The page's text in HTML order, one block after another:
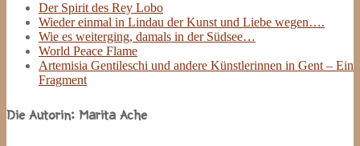
Der Spirit des Rey Lobo
Wieder einmal in Lindau der Kunst und Liebe wegen….
Wie es weiterging, damals in der Südsee…
World Peace Flame
Artemisia Gentileschi und andere Künstlerinnen in Gent – Ein
Fragment
Die Autorin: Marita Ache